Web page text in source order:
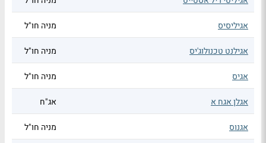
אגיליסיס מניה חו"ל
אגילנט טכנולוג'יס מניה חו"ל
אגיס מניה חו"ל
אגלן אגח א אג"ח
אגנוס מניה חו"ל